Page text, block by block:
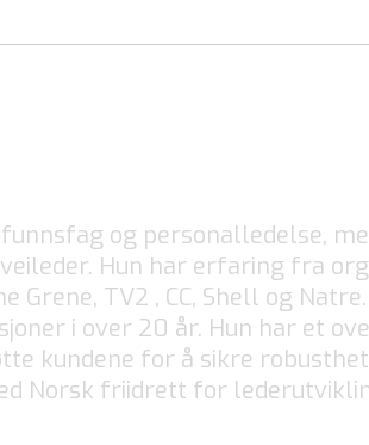
og personalledelse,
Hun har erfaring fra
Grene, TV2 , CC, Shell og
i over 20 år. Hun har et
kundene for å sikre
Norsk friidrett for